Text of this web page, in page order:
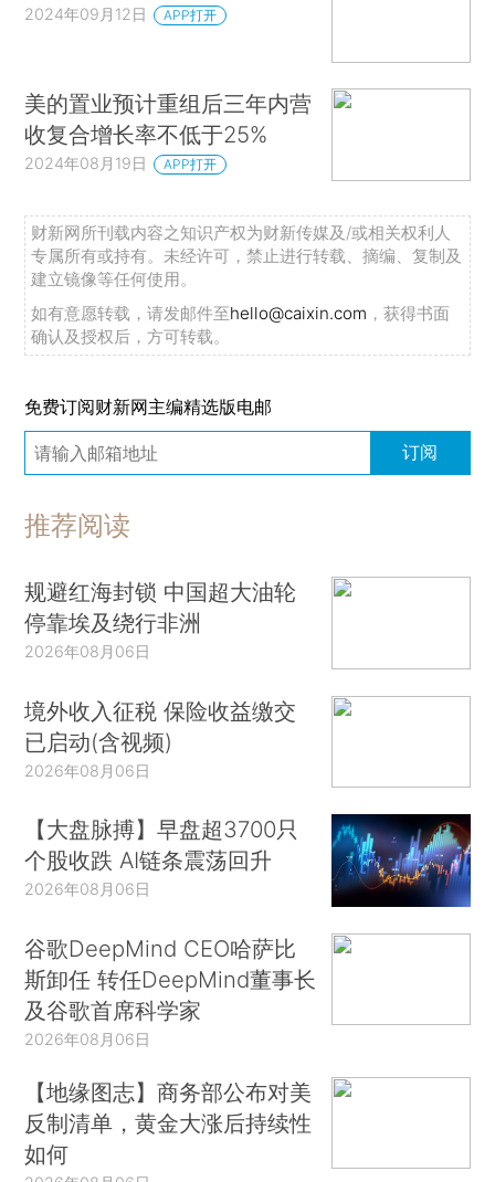
2024年09月12日 APP打开
美的置业预计重组后三年内营
收复合增长率不低于25%
2024年08月19日 APP打开
财新网所刊载内容之知识产权为财新传媒及/或相关权利人
专属所有或持有。未经许可，禁止进行转载、摘编、复制及
建立镜像等任何使用。
如有意愿转载，请发邮件至hello@caixin.com ，获得书面
确认及授权后，方可转载。
免费订阅财新网主编精选版电邮
订阅
推荐阅读
规避红海封锁 中国超大油轮
停靠埃及绕行非洲
2026年08月06日
境外收入征税 保险收益缴交
已启动(含视频)
2026年08月06日
【大盘脉搏】早盘超3700只
个股收跌 AI链条震荡回升
2026年08月06日
谷歌DeepMind CEO哈萨比
斯卸任 转任DeepMind董事长
及谷歌首席科学家
2026年08月06日
【地缘图志】商务部公布对美
反制清单，黄金大涨后持续性
如何